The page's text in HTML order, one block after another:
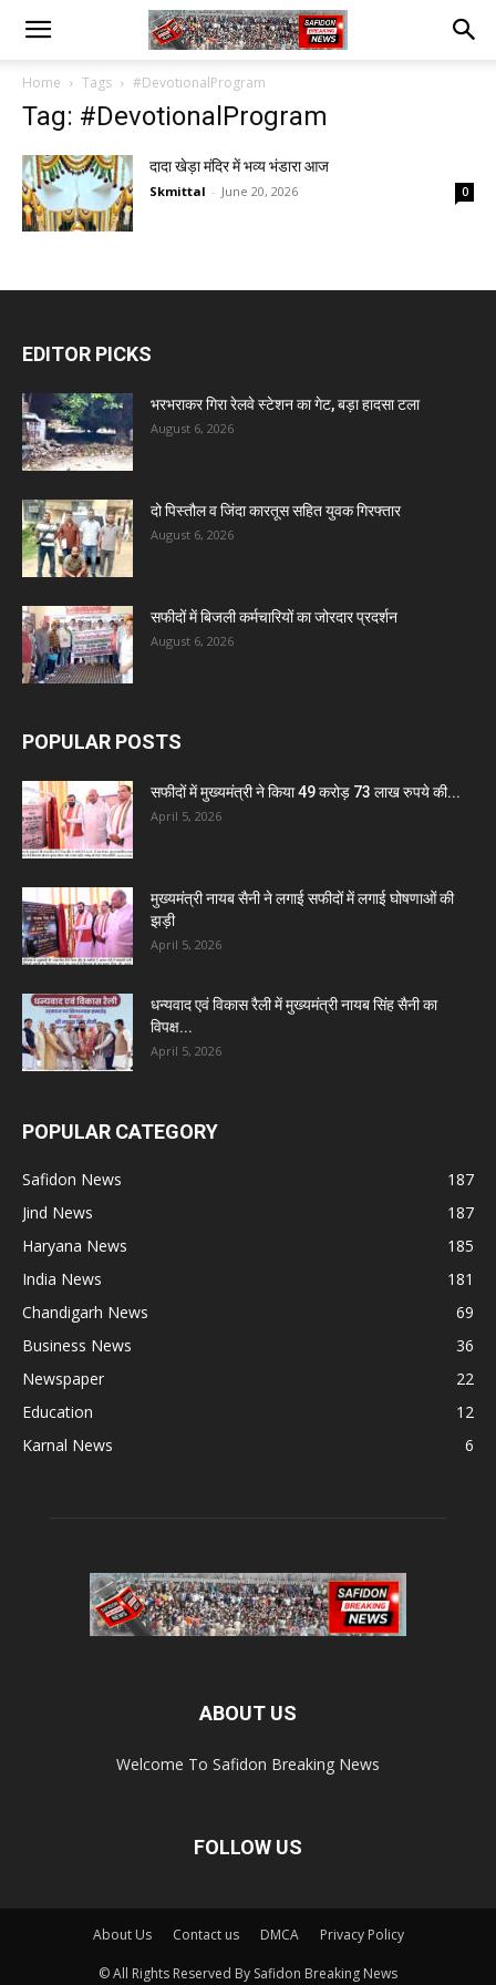
Home Tags #DevotionalProgram
Tag: #DevotionalProgram
दादा खेड़ा मंदिर में भव्य भंडारा आज
Skmittal - June 20, 2026 0
EDITOR PICKS
भरभराकर गिरा रेलवे स्टेशन का गेट, बड़ा हादसा टला
August 6, 2026
दो पिस्तौल व जिंदा कारतूस सहित युवक गिरफ्तार
August 6, 2026
सफीदों में बिजली कर्मचारियों का जोरदार प्रदर्शन
August 6, 2026
POPULAR POSTS
सफीदों में मुख्यमंत्री ने किया 49 करोड़ 73 लाख रुपये की...
April 5, 2026
मुख्यमंत्री नायब सैनी ने लगाई सफीदों में लगाई घोषणाओं की
झड़ी
April 5, 2026
धन्यवाद एवं विकास रैली में मुख्यमंत्री नायब सिंह सैनी का
विपक्ष...
April 5, 2026
POPULAR CATEGORY
Safidon News
187
Jind News
187
Haryana News
185
India News
181
Chandigarh News
69
Business News
36
Newspaper
22
Education
12
Karnal News
6
ABOUT US
Welcome To Safidon Breaking News
FOLLOW US
About Us Contact us DMCA Privacy Policy
© All Rights Reserved By Safidon Breaking News